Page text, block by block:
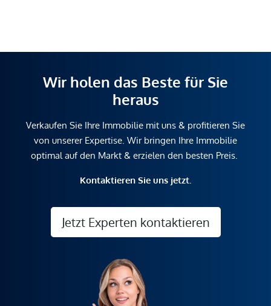
Wir holen das Beste für Sie
heraus
Verkaufen Sie Ihre Immobilie mit uns & profitieren Sie
von unserer Expertise. Wir bringen Ihre Immobilie
optimal auf den Markt & erzielen den besten Preis.
Kontaktieren Sie uns jetzt.
Jetzt Experten kontaktieren